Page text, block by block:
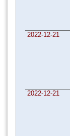
2022-12-21
2022-12-21